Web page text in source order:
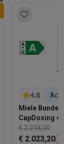
4.8
Miele Bundel
CapDosing +
EcoSpeed
€ 2.248,00
€ 2.023,20